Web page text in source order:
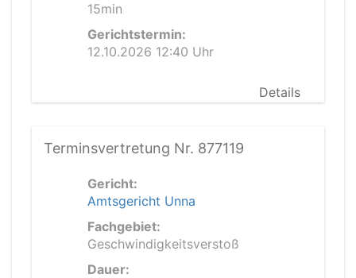
15min
Gerichtstermin:
12.10.2026 12:40 Uhr
Details
Terminsvertretung Nr. 877119
Gericht:
Amtsgericht Unna
Fachgebiet:
Geschwindigkeitsverstoß
Dauer: